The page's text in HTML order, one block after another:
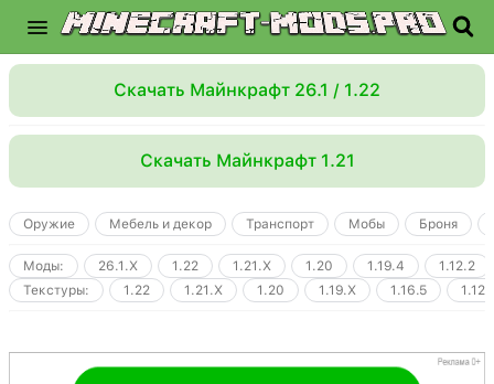
Скачать Майнкрафт 26.1 / 1.22
Скачать Майнкрафт 1.21
Оружие Мебель и декор Транспорт Мобы Броня
Моды: 26.1.X 1.22 1.21.X 1.20 1.19.4
1.12.2
Текстуры:
1.22 1.21.X 1.20 1.19.X 1.16.5